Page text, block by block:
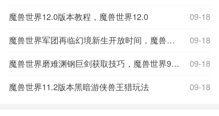
09-18
魔兽世界12.0版本教程，魔兽世界12.0
09-18
魔兽世界军团再临幻境新生开放时间，魔兽世界军团再临数据库
09-18
魔兽世界磨难渊钢巨剑获取技巧，魔兽世界9.1磨难词缀
09-18
魔兽世界11.2版本黑暗游侠兽王猎玩法